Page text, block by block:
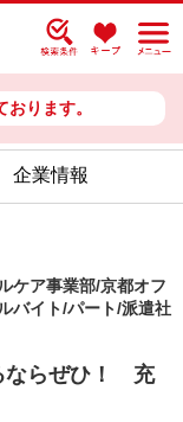
ります。
企業情報
ケア事業部/京都オフ
バイト/パート/派遣社
ならぜひ！ 充